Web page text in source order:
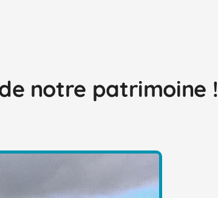
notre patrimoine !